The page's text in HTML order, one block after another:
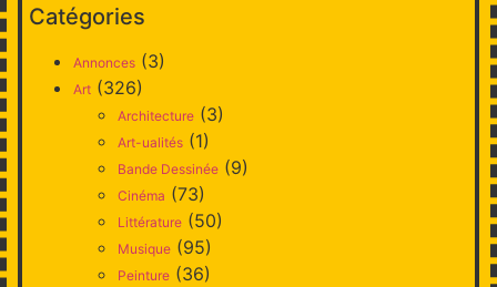
Catégories
Annonces (3)
Art (326)
Architecture (3)
Art-ualités (1)
Bande Dessinée (9)
Cinéma (73)
Littérature (50)
Musique (95)
Peinture (36)